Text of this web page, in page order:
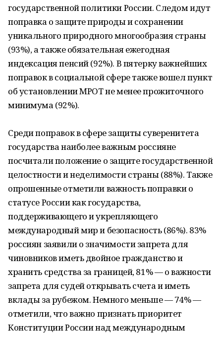
государственной политики России. Следом идут
поправка о защите природы и сохранении
уникального природного многообразия страны
(93%), а также обязательная ежегодная
индексация пенсий (92%). В пятерку важнейших
поправок в социальной сфере также вошел пункт
об установлении МРОТ не менее прожиточного
минимума (92%).
Среди поправок в сфере защиты суверенитета
государства наиболее важным россияне
посчитали положение о защите государственной
целостности и неделимости страны (88%). Также
опрошенные отметили важность поправки о
статусе России как государства,
поддерживающего и укрепляющего
международный мир и безопасность (86%). 83%
россиян заявили о значимости запрета для
чиновников иметь двойное гражданство и
хранить средства за границей, 81% — о важности
запрета для судей открывать счета и иметь
вклады за рубежом. Немного меньше — 74% —
отметили, что важно признать приоритет
Конституции России над международным